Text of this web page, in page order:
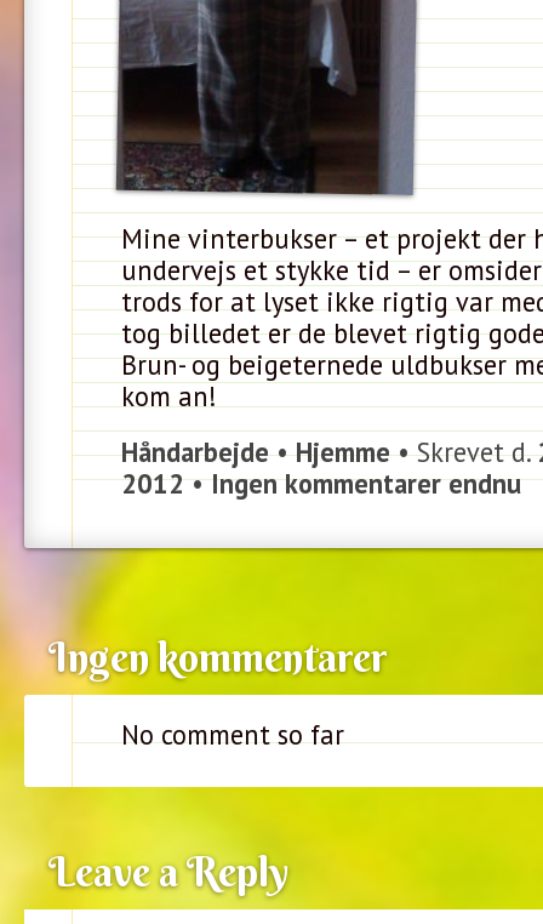
Mine vinterbukser – et projekt der
undervejs et stykke tid – er
trods for at lyset ikke rigtig var
tog billedet er de blevet rigtig
Brun- og beigeternede uldbukser
kom an!
Håndarbejde•Hjemme• Skrevet d.
2012•Ingen kommentarer endnu
Ingen kommentarer
No comment so far
Leave a Reply